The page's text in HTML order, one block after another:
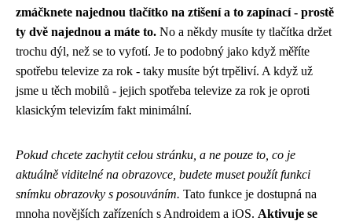
zmáčknete najednou tlačítko na ztišení a to zapínací - prostě
ty dvě najednou a máte to. No a někdy musíte ty tlačítka držet
trochu dýl, než se to vyfotí. Je to podobný jako když měříte
spotřebu televize za rok - taky musíte být trpěliví. A když už
jsme u těch mobilů - jejich spotřeba televize za rok je oproti
klasickým televizím fakt minimální.
Pokud chcete zachytit celou stránku, a ne pouze to, co je
aktuálně viditelné na obrazovce, budete muset použít funkci
snímku obrazovky s posouváním. Tato funkce je dostupná na
mnoha novějších zařízeních s Androidem a iOS. Aktivuje se